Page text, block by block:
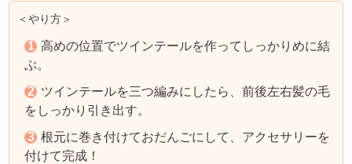
＜やり方＞
高めの位置でツインテールを作ってしっかりめに結
ぶ。
ツインテールを三つ編みにしたら、前後左右髪の毛
をしっかり引き出す。
根元に巻き付けておだんごにして、アクセサリーを
付けて完成！